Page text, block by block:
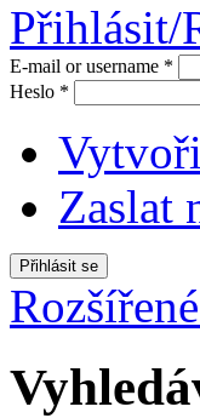
Přihlásit/
E-mail or username *
Heslo *
Zaslat